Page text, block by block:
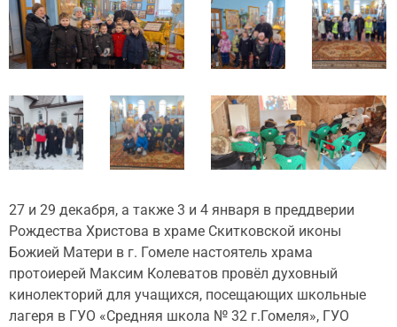
27 и 29 декабря, а также 3 и 4 января в преддверии
Рождества Христова в храме Скитковской иконы
Божией Матери в г. Гомеле настоятель храма
протоиерей Максим Колеватов провёл духовный
кинолекторий для учащихся, посещающих школьные
лагеря в ГУО «Средняя школа № 32 г.Гомеля», ГУО